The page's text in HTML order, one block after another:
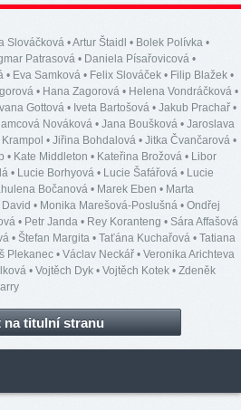
Slováčková •Artur Štaidl • Bolek Polívka •
Patrasová • Daniela Písařovicová •
• Eva Samková • Felix Slováček • Filip Blažek •
• Hana Zagorová • Helena Vondráčková •
Gottová • Iveta Bartošová • Jakub Prachař •
Nováková • Jana Boušková • Jaroslava
• Jiřina Bohdalová • Jitka Čvančarová •
• Kate Middleton • Kateřina Brožová • Libor
• Lucie Borhyová • Lucie Šafářová • Lucie
Bočanová • Marek Eben • Marta
• Monika Marešová-Poslušná • Ondřej
• Petr Janda • Rey Koranteng • Sára Affašová
• Štefan Margita • Taťána Kuchařová • Tatiana
Plekanec • Václav Neckář • Veronika Arichteva
• Vojtěch Dyk • Vojtěch Kotek • Zdeněk
na titulní stranu